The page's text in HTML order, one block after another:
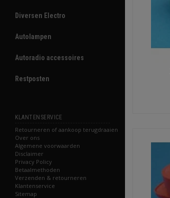
Diversen Electro
Autolampen
Autoradio accessoires
Restposten
KLANTENSERVICE
Retourneren of aankoop terugdraaien
Over ons
Algemene voorwaarden
Disclaimer
Privacy Policy
Betaalmethoden
Verzenden & retourneren
Klantenservice
Sitemap